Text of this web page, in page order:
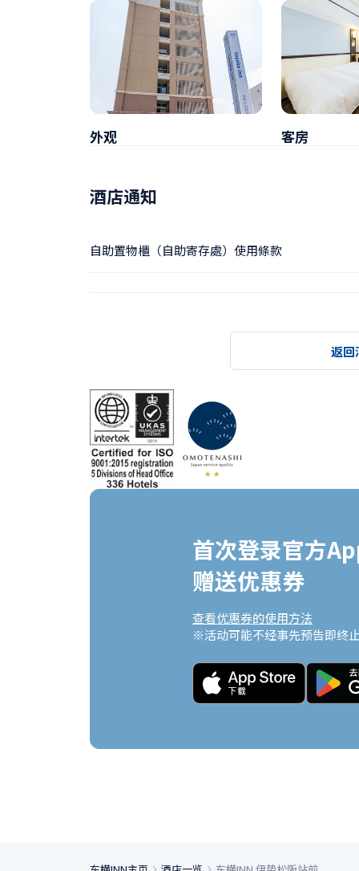
外观 客房
酒店通知
自助置物櫃（自助寄存處）使用條款
返回
首次登录官方
赠送优惠券
查看优惠券的使用方法
※活动可能不经事先预告即终